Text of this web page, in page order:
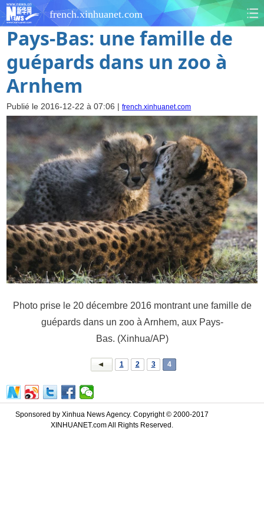
french.xinhuanet.com
Pays-Bas: une famille de
guépards dans un zoo à
Arnhem
Publié le 2016-12-22 à 07:06 |french.xinhuanet.com
Photo prise le 20 décembre 2016 montrant une famille de
guépards dans un zoo à Arnhem, aux Pays-
Bas. (Xinhua/AP)
1 2 3 4
Sponsored by Xinhua News Agency. Copyright © 2000-2017
XINHUANET.com All Rights Reserved.